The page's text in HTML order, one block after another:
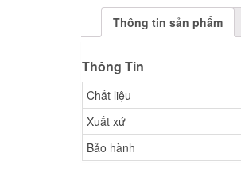
Thông tin sản phẩm
Thông Tin
Chất liệu
Xuất xứ
Bảo hành